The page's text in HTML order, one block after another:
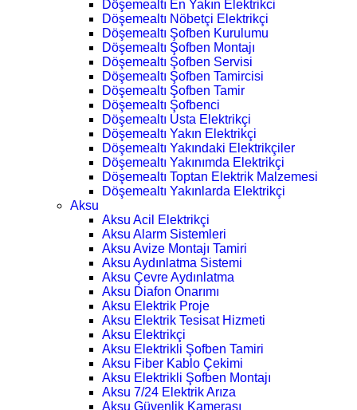
Döşemealtı En Yakın Elektrikci
Döşemealtı Nöbetçi Elektrikçi
Döşemealtı Şofben Kurulumu
Döşemealtı Şofben Montajı
Döşemealtı Şofben Servisi
Döşemealtı Şofben Tamircisi
Döşemealtı Şofben Tamir
Döşemealtı Şofbenci
Döşemealtı Usta Elektrikçi
Döşemealtı Yakın Elektrikçi
Döşemealtı Yakındaki Elektrikçiler
Döşemealtı Yakınımda Elektrikçi
Döşemealtı Toptan Elektrik Malzemesi
Döşemealtı Yakınlarda Elektrikçi
Aksu
Aksu Acil Elektrikçi
Aksu Alarm Sistemleri
Aksu Avize Montajı Tamiri
Aksu Aydınlatma Sistemi
Aksu Çevre Aydınlatma
Aksu Diafon Onarımı
Aksu Elektrik Proje
Aksu Elektrik Tesisat Hizmeti
Aksu Elektrikçi
Aksu Elektrikli Şofben Tamiri
Aksu Fiber Kablo Çekimi
Aksu Elektrikli Şofben Montajı
Aksu 7/24 Elektrik Arıza
Aksu Güvenlik Kamerası